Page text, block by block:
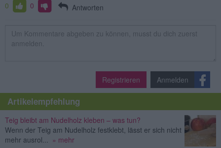
0 0 Antworten
Registrieren Anmelden
Artikelempfehlung
Teig bleibt am Nudelholz kleben – was tun?
Wenn der Teig am Nudelholz festklebt, lässt er sich nicht
mehr ausrol... » mehr